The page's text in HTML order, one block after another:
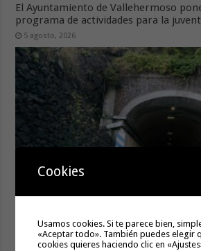
El Ayuntamiento de Vallehermoso
programa de actividades para la
5 agosto, 2026
por trabajos de limpieza
5 agosto, 2026
Cookies
Usamos cookies. Si te parece bien,
«Aceptar todo». También puedes elegir
cookies quieres haciendo clic en